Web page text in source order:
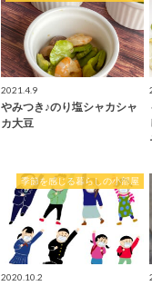
2021.4.9
やみつき♪のり塩シャカシャ
カ大豆
季節を感じる暮らしの小部屋
2020.10.2